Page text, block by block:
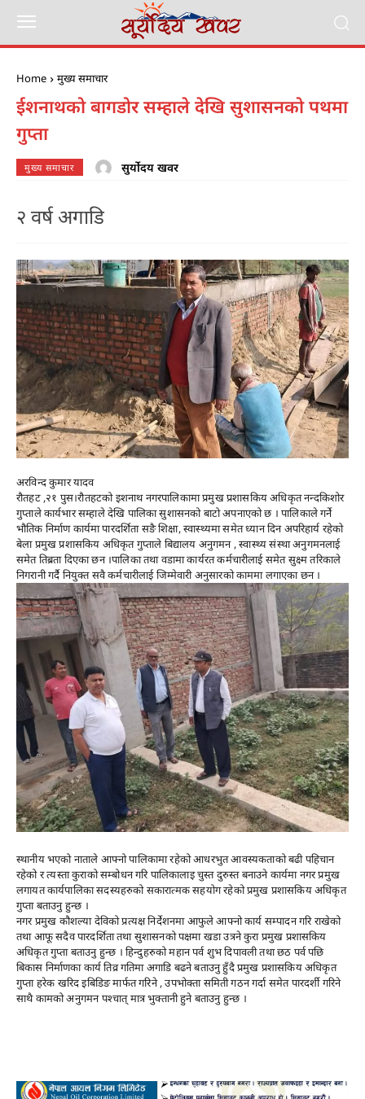
Home मुख्य समाचार
ईशनाथको बागडोर सम्हाले देखि सुशासनको पथमा
गुप्ता
मुख्य समाचार सुर्योदय खवर
२ वर्ष अगाडि
अरविन्द कुमार यादव
रौतहट ,२१ पुस।रौतहटको इशनाथ नगरपालिकामा प्रमुख प्रशासकिय अधिकृत नन्दकिशोर
गुप्ताले कार्यभार सम्हाले देखि पालिका सुशासनको बाटो अपनाएको छ । पालिकाले गर्ने
भौतिक निर्माण कार्यमा पारदर्शिता सङै शिक्षा, स्वास्थ्यमा समेत ध्यान दिन अपरिहार्य रहेको
बेला प्रमुख प्रशासकिय अधिकृत गुप्ताले बिद्यालय अनुगमन , स्वास्थ्य संस्था अनुगमनलाई
समेत तिब्रता दिएका छन ।पालिका तथा वडामा कार्यरत कर्मचारीलाई समेत सुक्ष्म तरिकाले
निगरानी गर्दै नियुक्त सवै कर्मचारीलाई जिम्मेवारी अनुसारको काममा लगाएका छन ।
स्थानीय भएको नाताले आफ्नो पालिकामा रहेको आधरभुत आवस्यकताको बढी पहिचान
रहेको र त्यस्ता कुराको सम्बोधन गरि पालिकालाइ चुस्त दुरुस्त बनाउने कार्यमा नगर प्रमुख
लगायत कार्यपालिका सदस्यहरुको सकारात्मक सहयोग रहेको प्रमुख प्रशासकिय अधिकृत
गुप्ता बताउनु हुन्छ ।
नगर प्रमुख कौशल्या देविको प्रत्यक्ष निर्देशनमा आफुले आफ्नो कार्य सम्पादन गरि राखेको
तथा आफू सदैव पारदर्शिता तथा सुशासनको पक्षमा खडा उत्रने कुरा प्रमुख प्रशासकिय
अधिकृत गुप्ता बताउनु हुन्छ । हिन्दुहरुको महान पर्व शुभ दिपावली तथा छठ पर्व पछि
बिकास निर्माणका कार्य तिव्र गतिमा अगाडि बढने बताउनु हुँदै प्रमुख प्रशासकिय अधिकृत
गुप्ता हरेक खरिद इबिडिङ मार्फत गरिने , उपभोक्ता समिती गठन गर्दा समेत पारदर्शी गरिने
साथै कामको अनुगमन पश्चात् मात्र भुक्तानी हुने बताउनु हुन्छ ।